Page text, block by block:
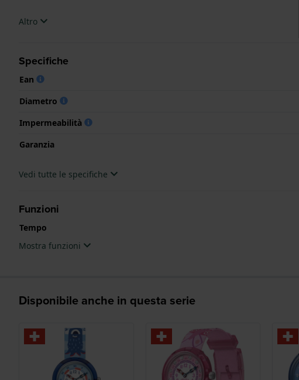
.Altro
Specifiche
Ean
Diametro
Impermeabilità
Garanzia
Vedi tutte le specifiche
Funzioni
Tempo
Mostra funzioni
Disponibile anche in questa serie